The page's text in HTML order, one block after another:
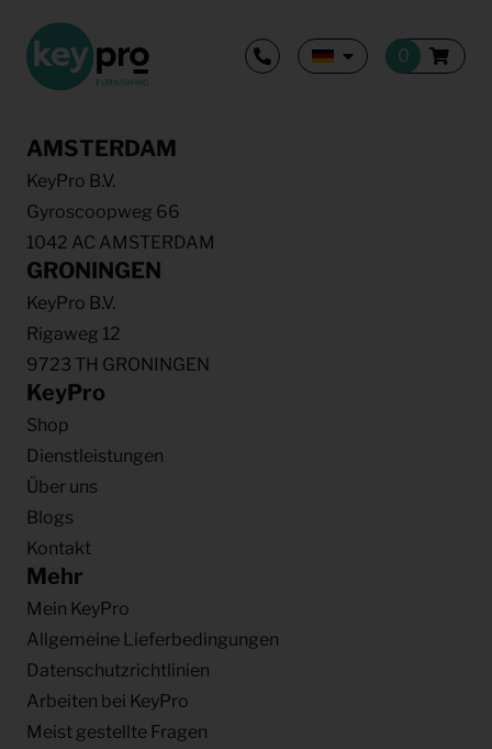
AMSTERDAM
KeyPro B.V.
Gyroscoopweg 66
1042 AC AMSTERDAM
GRONINGEN
KeyPro B.V.
Rigaweg 12
9723 TH GRONINGEN
KeyPro
Shop
Dienstleistungen
Über uns
Blogs
Kontakt
Mehr
Mein KeyPro
Allgemeine Lieferbedingungen
Datenschutzrichtlinien
Arbeiten bei KeyPro
Meist gestellte Fragen